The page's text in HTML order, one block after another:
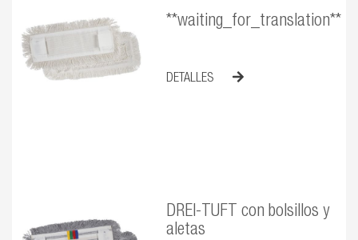
**waiting_for_translation**
DETALLES
DREI-TUFT con bolsillos y
aletas